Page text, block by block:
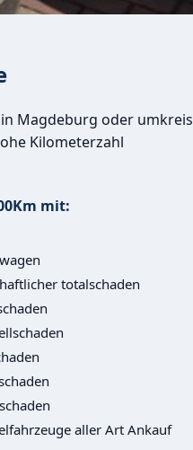
Magdeburg oder umkreis
Kilometerzahl
mit:
totalschaden
aller Art Ankauf